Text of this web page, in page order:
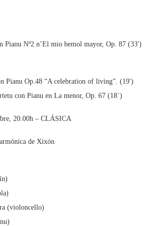
Pianu Nº2 n’El mio bemol mayor, Op. 87 (33′)
Pianu Op.48 “A celebration of living”. (19′)
con Pianu en La menor, Op. 67 (18´)
20.00h – CLÁSICA
de Xixón
(violoncello)